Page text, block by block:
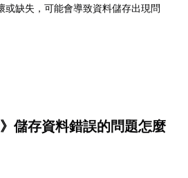
或缺失，可能會導致資料儲存出現問
儲存資料錯誤的問題怎麼